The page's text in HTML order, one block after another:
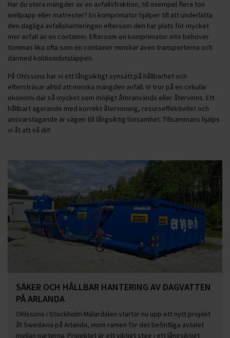
Har du stora mängder av en avfallsfraktion, till exempel flera ton
wellpapp eller matrester? En komprimator hjälper till att underlätta
den dagliga avfallshanteringen eftersom den har plats för mycket
mer avfall än en container. Eftersom en komprimator inte behöver
tömmas lika ofta som en container minskar även transporterna och
därmed koldioxidutsläppen.
På Ohlssons har vi ett långsiktigt synsätt på hållbarhet och
eftersträvar alltid att minska mängden avfall. Vi tror på en cirkulär
ekonomi där så mycket som möjligt återanvänds eller återvinns. Ett
hållbart agerande med korrekt återvinning, resurseffektivitet och
ansvarstagande är vägen till långsiktig lönsamhet. Tillsammans hjälps
vi åt att nå dit!
SÄKER OCH HÅLLBAR HANTERING AV DAGVATTEN
PÅ ARLANDA
Ohlssons i Stockholm Mälardalen startar nu upp ett nytt projekt
åt Swedavia på Arlanda, inom ramen för det befintliga avtalet
mellan parterna. Projektet är ett viktigt steg i ett långsiktigt